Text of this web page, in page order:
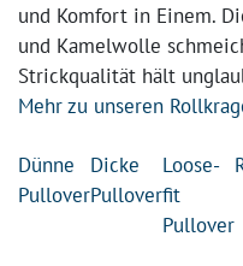
und Komfort in Einem.
und Kamelwolle
Strickqualität hält
Mehr zu unseren
Dünne
Pullover
Dicke
Pullover
Loose-
fit
Pullover